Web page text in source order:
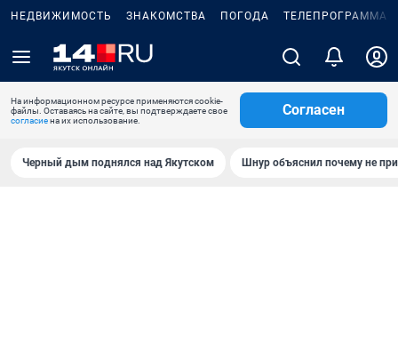
НЕДВИЖИМОСТЬ ЗНАКОМСТВА ПОГОДА ТЕЛЕПРОГРАММА
На информационном ресурсе применяются cookie-
файлы. Оставаясь на сайте, вы подтверждаете свое
согласиена их использование.
Согласен
Черный дым поднялся над Якутском Шнур объяснил почему не